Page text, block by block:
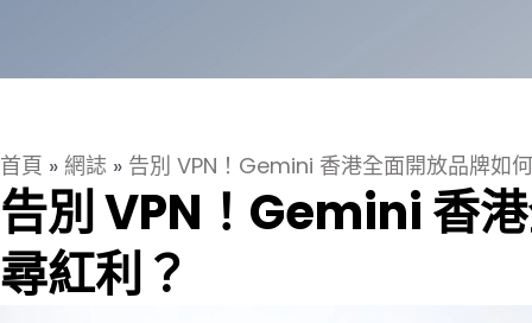
首頁 » 網誌 » 告別 VPN！Gemini 香港全面開放品牌如
告別 VPN！Gemini 香
尋紅利？